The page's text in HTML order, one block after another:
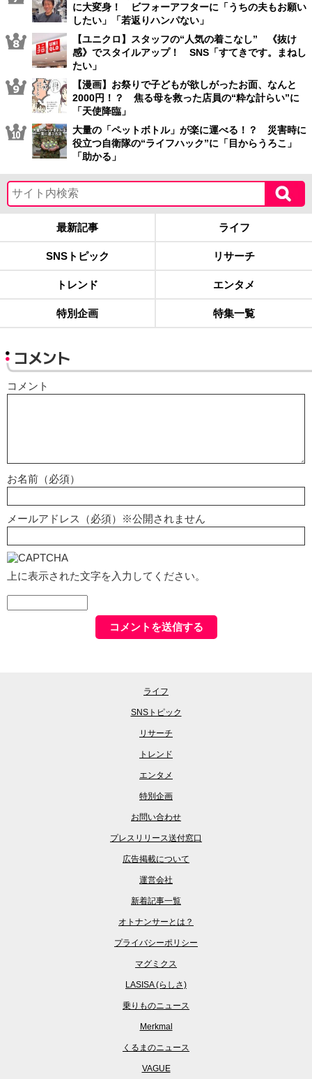
に大変身！ ビフォーアフターに「うちの夫もお願い
したい」「若返りハンパない」
【ユニクロ】スタッフの“人気の着こなし” 《抜け
感》でスタイルアップ！ SNS「すてきです。まねし
たい」
【漫画】お祭りで子どもが欲しがったお面、なんと
2000円！？ 焦る母を救った店員の“粋な計らい”に
「天使降臨」
大量の「ペットボトル」が楽に運べる！？ 災害時に
役立つ自衛隊の“ライフハック”に「目からうろこ」
「助かる」
最新記事 ライフ
SNSトピック リサーチ
トレンド エンタメ
特別企画 特集一覧
コメント
コメント
お名前（必須）
メールアドレス（必須）※公開されません
上に表示された文字を入力してください。
ライフ
SNSトピック
リサーチ
トレンド
エンタメ
特別企画
お問い合わせ
プレスリリース送付窓口
広告掲載について
運営会社
新着記事一覧
オトナンサーとは？
プライバシーポリシー
マグミクス
LASISA (らしさ)
乗りものニュース
Merkmal
くるまのニュース
VAGUE